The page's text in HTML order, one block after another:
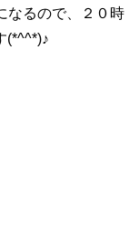
なるので、２０時
(*^^*)♪